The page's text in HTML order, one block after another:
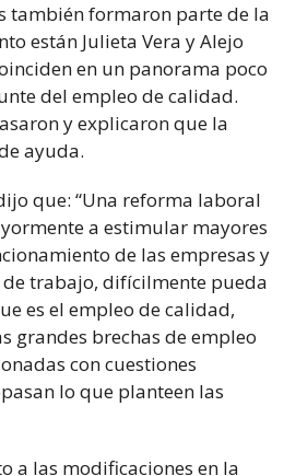
también formaron parte de la
están Julieta Vera y Alejo
en un panorama poco
del empleo de calidad.
y explicaron que la
ayuda.
que: “Una reforma laboral
a estimular mayores
de las empresas y
trabajo, difícilmente pueda
es el empleo de calidad,
grandes brechas de empleo
con cuestiones
lo que planteen las
a las modificaciones en la